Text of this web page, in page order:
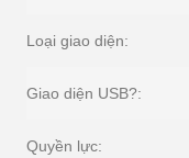
Loại giao diện:
Giao diện USB?:
Quyền lực: